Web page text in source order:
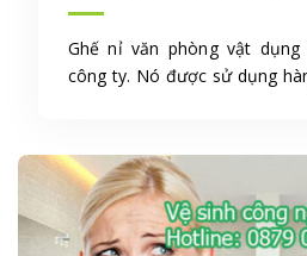
Ghế nỉ văn phòng vật
công ty. Nó được sử dụng